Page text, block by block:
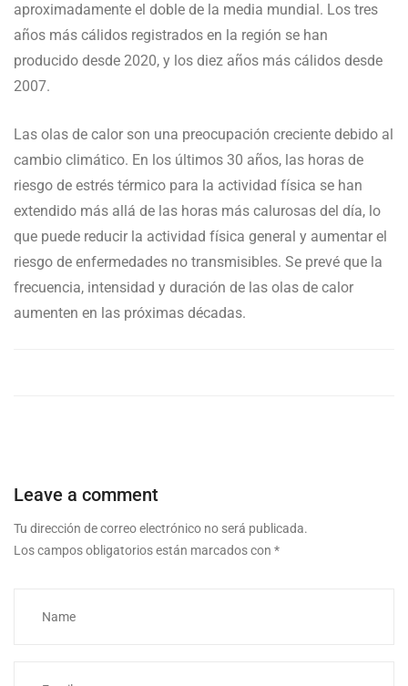
aproximadamente el doble de la media mundial. Los tres
años más cálidos registrados en la región se han
producido desde 2020, y los diez años más cálidos desde
2007.
Las olas de calor son una preocupación creciente debido al
cambio climático. En los últimos 30 años, las horas de
riesgo de estrés térmico para la actividad física se han
extendido más allá de las horas más calurosas del día, lo
que puede reducir la actividad física general y aumentar el
riesgo de enfermedades no transmisibles. Se prevé que la
frecuencia, intensidad y duración de las olas de calor
aumenten en las próximas décadas.
Leave a comment
Tu dirección de correo electrónico no será publicada.
Los campos obligatorios están marcados con *